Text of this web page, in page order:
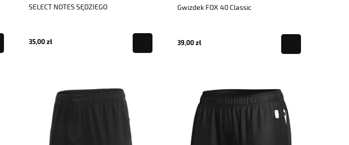
SELECT NOTES SĘDZIEGO
35,00 zł
Gwizdek FOX 40 Classic
39,00 zł